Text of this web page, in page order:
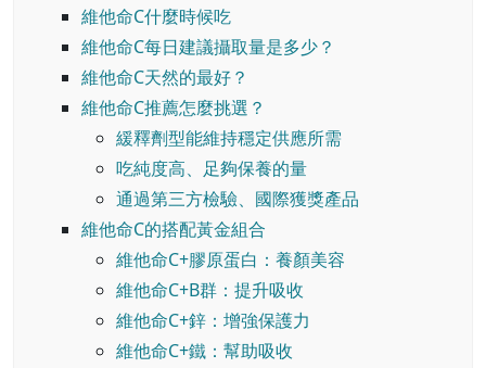
維他命C什麼時候吃
維他命C每日建議攝取量是多少？
維他命C天然的最好？
維他命C推薦怎麼挑選？
緩釋劑型能維持穩定供應所需
吃純度高、足夠保養的量
通過第三方檢驗、國際獲獎產品
維他命C的搭配黃金組合
維他命C+膠原蛋白：養顏美容
維他命C+B群：提升吸收
維他命C+鋅：增強保護力
維他命C+鐵：幫助吸收